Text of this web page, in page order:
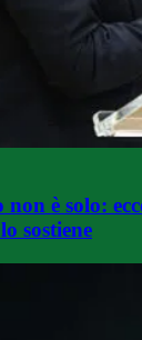
è solo:
sostiene